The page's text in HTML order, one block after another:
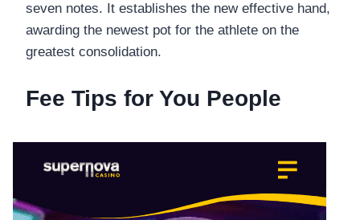
seven notes. It establishes the new effective hand,
awarding the newest pot for the athlete on the
greatest consolidation.
Fee Tips for You People